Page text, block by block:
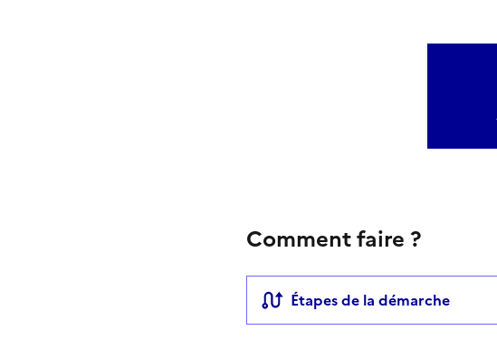
Comment faire ?
Étapes de la démarche